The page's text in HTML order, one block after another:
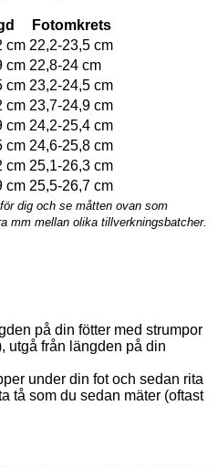
Fotomkrets
cm 22,2-23,5 cm
cm 22,8-24 cm
cm 23,2-24,5 cm
cm 23,7-24,9 cm
cm 24,2-25,4 cm
cm 24,6-25,8 cm
cm 25,1-26,3 cm
cm 25,5-26,7 cm
dig och se måtten ovan som
mm mellan olika tillverkningsbatcher.
på din fötter med strumpor
utgå från längden på din
under din fot och sedan rita
tå som du sedan mäter (oftast